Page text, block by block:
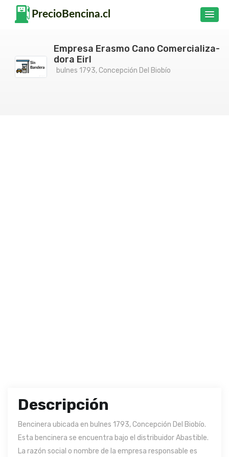
Empresa Erasmo Cano Comercializa-
dora Eirl
bulnes 1793, Concepción Del Biobío
Descripción
Bencinera ubicada en bulnes 1793, Concepción Del Biobío.
Esta bencinera se encuentra bajo el distribuidor Abastible.
La razón social o nombre de la empresa responsable es